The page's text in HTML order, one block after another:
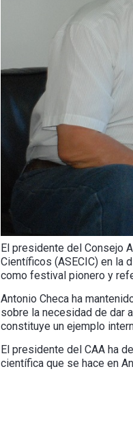
El presidente del Consejo
Científicos (ASECIC) en la
como festival pionero y
Antonio Checa ha
sobre la necesidad de dar
constituye un ejemplo
El presidente del CAA ha
científica que se hace en